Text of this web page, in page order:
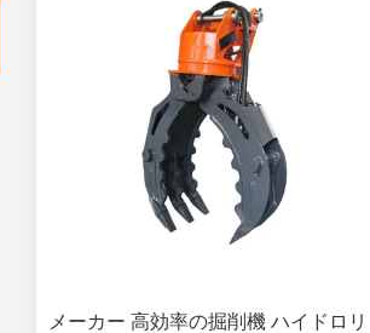
メーカー 高効率の掘削機 ハイドロリ